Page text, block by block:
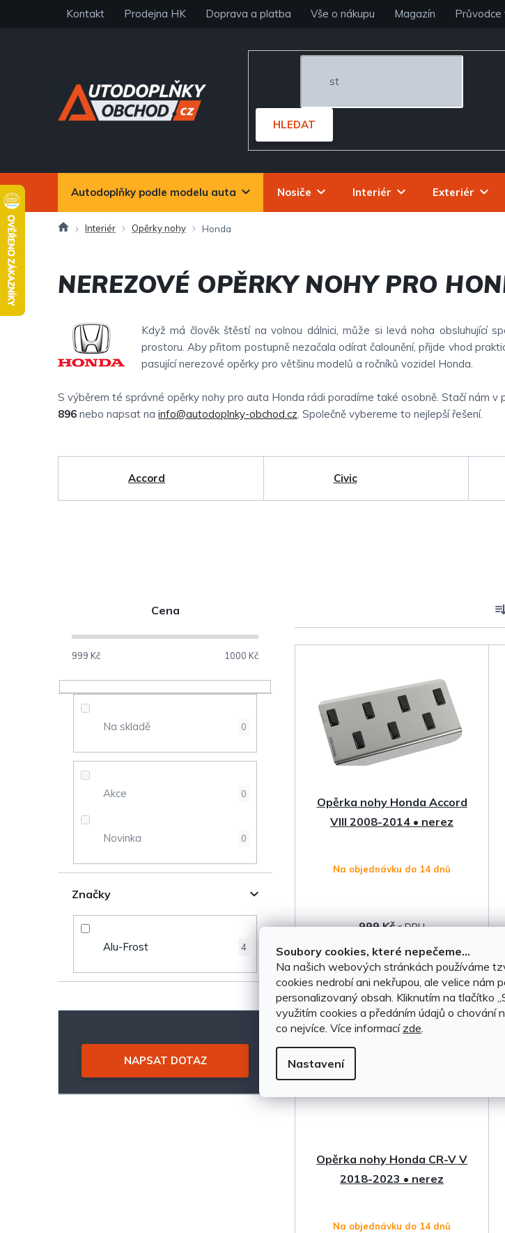
Soubory cookies, které nepečeme...
Na našich webových stránkách používáme
cookies nedrobí ani nekřupou, ale velice nám
personalizovaný obsah. Kliknutím na tlačítko
využitím cookies a předáním údajů o chování
co nejvíce. Více informací zde.
Nastavení
Kontakt Prodejna HK Doprava a platba Vše o nákupu Magazín Průvodce
HLEDAT
Autodoplňky podle modelu auta Nosiče Interiér Exteriér
DomůInteriér Opěrky nohy Honda
NEREZOVÉ OPĚRKY NOHY PRO
Když má člověk štěstí na volnou dálnici, může si levá noha obsluhující
prostoru. Aby přitom postupně nezačala odírat čalounění, přijde vhod
pasující nerezové opěrky pro většinu modelů a ročníků vozidel Honda.
S výběrem té správné opěrky nohy pro auta Honda rádi poradíme také osobně. Stačí nám v
896 nebo napsat na info@autodoplnky-obchod.cz. Společně vybereme to nejlepší řešení.
Accord Civic
t
p
l
Cena
999 Kč 1000 Kč
Na skladě 0
Akce 0
Novinka 0
Značky
Alu-Frost 4
NAPSAT DOTAZ
t
d
u
k
t
ů
Opěrka nohy Honda Accord
VIII 2008-2014 • nerez
Na objednávku do 14 dnů
999 Kč
DO KOŠÍKU
Opěrka nohy Honda CR-V V
2018-2023 • nerez
Na objednávku do 14 dnů